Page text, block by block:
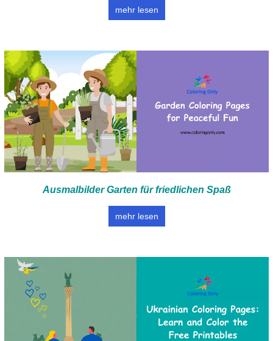
mehr lesen
Ausmalbilder Garten für friedlichen Spaß
mehr lesen